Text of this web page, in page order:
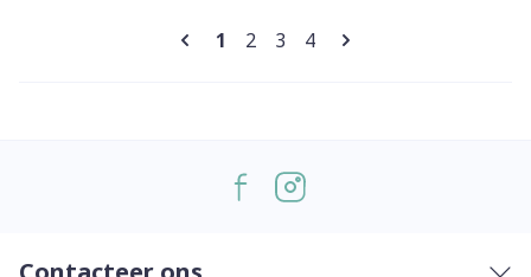
Pagina's
U lees momenteel pagina
1 Pagina
2 Pagina
3 Pagina
4